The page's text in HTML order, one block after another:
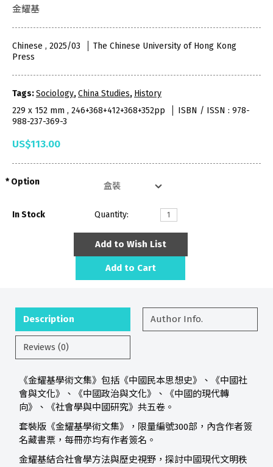
金耀基
Chinese , 2025/03
The Chinese University of Hong Kong
Press
Tags:Sociology,China Studies, History
229 x 152 mm , 246+368+412+368+352pp
ISBN / ISSN : 978-
988-237-369-3
US$113.00
Option
In Stock Quantity:
Add to Wish List
Add to Cart
Description Author Info.
Reviews (0)
《金耀基學術文集》包括《中國民本思想史》、《中國社
會與文化》、《中國政治與文化》、《中國的現代轉
向》、《社會學與中國研究》共五卷。
套裝版《金耀基學術文集》，限量編號300部，內含作者簽
名藏書票，每冊亦均有作者簽名。
金耀基結合社會學方法與歷史視野，探討中國現代文明秩